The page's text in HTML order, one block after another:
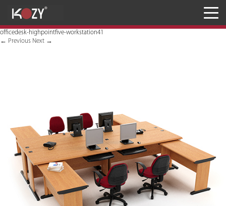
officedesk-highpointfive-workstation41
← Previous Next →
Inaproc Site